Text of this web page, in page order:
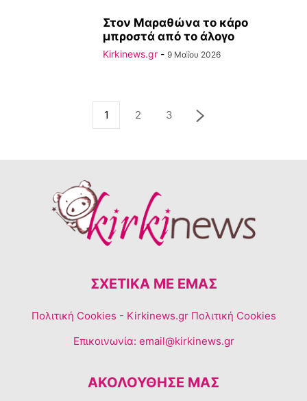
Στον Μαραθώνα το κάρο
μπροστά από το άλογο
Kirkinews.gr - 9 Μαΐου 2026
1 2 3
ΣΧΕΤΙΚΆ ΜΕ ΕΜΆΣ
Πολιτική Cookies - Kirkinews.gr Πολιτική Cookies
Επικοινωνία: email@kirkinews.gr
ΑΚΟΛΟΥΘΗΣΕ ΜΑΣ